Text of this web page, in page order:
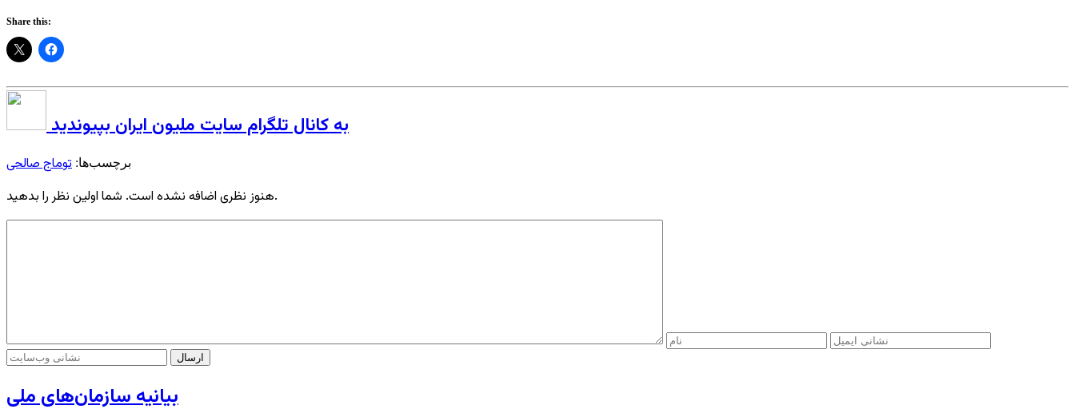
Share this:
به کانال تلگرام سایت ملیون ایران بپیوندید
برچسب‌ها: توماج صالحی
هنوز نظری اضافه نشده است. شما اولین نظر را بدهید.
بیانیه سازمان‌های ملی